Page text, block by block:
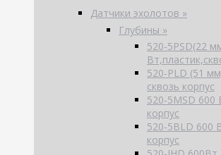
Датчики эхолотов »
Глубины »
520-5PSD(22
520-PLD (51
сквозь корпус
520-5MSD 600
корпус
520-5BLD 600
корпус